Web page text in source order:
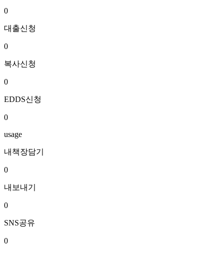
0
대출신청
0
복사신청
0
EDDS신청
0
usage
내책장담기
0
내보내기
0
SNS공유
0